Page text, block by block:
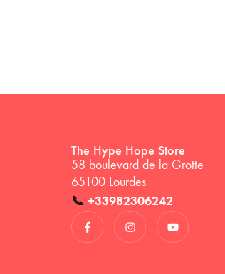
The Hype Hope Store
58 boulevard de la Grotte
65100 Lourdes
📞 +33982306242